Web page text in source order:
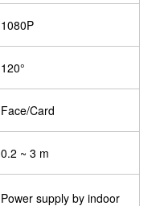
1080P
120°
Face/Card
0.2 ~ 3 m
Power supply by indoor